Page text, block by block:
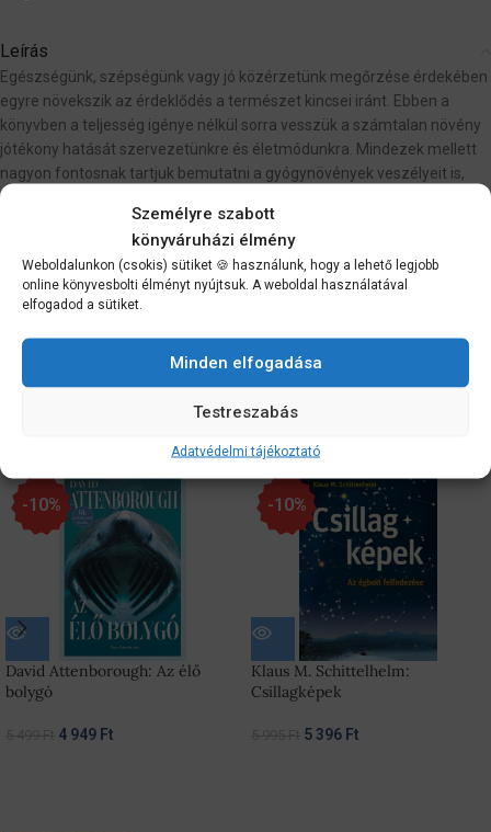
Személyre szabott
könyváruházi élmény
Weboldalunkon (csokis) sütiket 🍪 használunk, hogy a lehető legjobb
online könyvesbolti élményt nyújtsuk. A weboldal használatával
elfogadod a sütiket.
Minden elfogadása
Testreszabás
Adatvédelmi tájékoztató
Leírás
Egészségünk, szépségünk vagy jó közérzetünk megőrzése érdekében
egyre növekszik az érdeklődés a természet kincsei iránt. Ebben a
könyvben a teljesség igénye nélkül sorra vesszük a számtalan növény
jótékony hatását szervezetünkre és életmódunkra. Mindezek mellett
nagyon fontosnak tartjuk bemutatni a gyógynövények veszélyeit is,
mert rosszul kiválasztva vagy rosszul adagolva ártalmasak is lehetnek,
és akár komolyabb allergiás reakciókat is kiválthatnak.
További információk
Vélemények (0)
Szállítási információk
-10%
David Attenborough: Az élő
bolygó
4 949 Ft
-10%
Klaus M. Schittelhelm:
Csillagképek
5 396 Ft